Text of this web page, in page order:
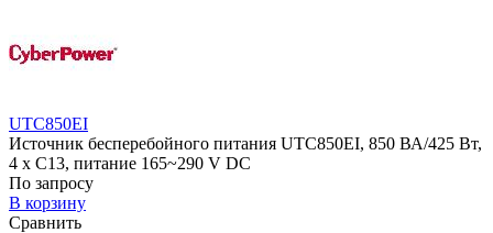
UTC850EI
Источник бесперебойного питания UTC850EI, 850 ВА/425 Вт,
4 х C13, питание 165~290 V DC
По запросу
В корзину
Сравнить